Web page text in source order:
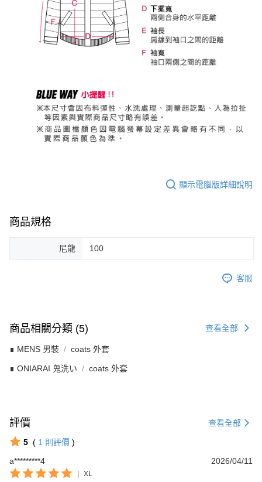
顯示電腦版詳細說明
商品規格
尼龍 100
客服
商品相關分類 (5) 查看全部
∎ MENS 男裝 coats 外套
∎ ONIARAI 鬼洗い coats 外套
評價 查看全部
5 ( 1 則評價 )
a*********4
2026/04/11
XL